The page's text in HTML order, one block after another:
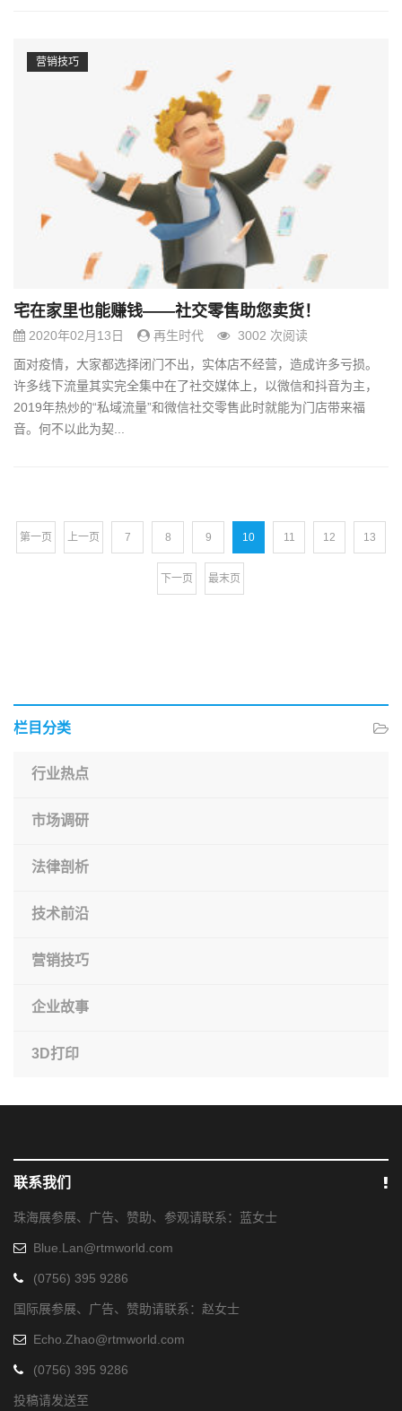
营销技巧
宅在家里也能赚钱——社交零售助您卖货！
2020年02月13日 再生时代
3002 次阅读
面对疫情，大家都选择闭门不出，实体店不经营，造成许多亏损。
许多线下流量其实完全集中在了社交媒体上，以微信和抖音为主，
2019年热炒的“私域流量”和微信社交零售此时就能为门店带来福
音。何不以此为契...
第一页 上一页 7 8 9 10 11 12 13
下一页 最末页
栏目分类
行业热点
市场调研
法律剖析
技术前沿
营销技巧
企业故事
3D打印
联系我们
珠海展参展、广告、赞助、参观请联系：蓝女士
Blue.Lan@rtmworld.com
(0756) 395 9286
国际展参展、广告、赞助请联系：赵女士
Echo.Zhao@rtmworld.com
(0756) 395 9286
投稿请发送至